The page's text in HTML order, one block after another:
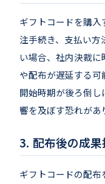
ギフトコードを購
注手続き、支払い
い場合、社内決裁
や配布が遅延する
開始時期が後ろ倒
響を及ぼす恐れがあ
配布後の成
ギフトコードの配